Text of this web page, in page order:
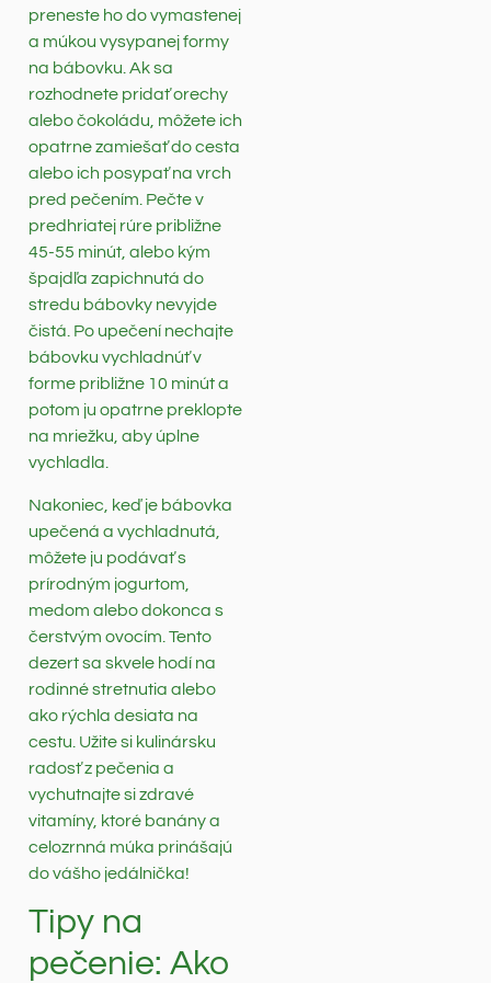
preneste ho do vymastenej
a múkou vysypanej formy
na bábovku. Ak sa
rozhodnete pridať orechy
alebo čokoládu, môžete ich
opatrne zamiešať do cesta
alebo ich posypať na vrch
pred pečením. Pečte v
predhriatej rúre približne
45-55 minút, alebo kým
špajdľa zapichnutá do
stredu bábovky nevyjde
čistá. Po upečení nechajte
bábovku vychladnúť v
forme približne 10 minút a
potom ju opatrne preklopte
na mriežku, aby úplne
vychladla.
Nakoniec, keď je bábovka
upečená a vychladnutá,
môžete ju podávať s
prírodným jogurtom,
medom alebo dokonca s
čerstvým ovocím. Tento
dezert sa skvele hodí na
rodinné stretnutia alebo
ako rýchla desiata na
cestu. Užite si kulinársku
radosť z pečenia a
vychutnajte si zdravé
vitamíny, ktoré banány a
celozrnná múka prinášajú
do vášho jedálnička!
Tipy na
pečenie: Ako